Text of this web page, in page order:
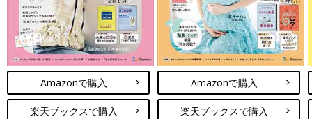
おしゃれで便利なアイテムを数多く展開してい
る3COINS。そんな3COINSから、キッズ用のお
めかしウェアが発売されているとネットで話題
になっているようです。今回はInstagramに投
稿されている、キッズ用おめかしウェアをご紹
介します。
3COINSで買えるお外遊びアイテムをご紹介しました。これから
だんだんと気温も暖かくなってくるので、公園に行ったりなどお
外で遊ぶ機会も増えてきますよね。3COINSのキッズ用おもちゃ
ならコスパもいいのでオススメです。
Amazonで購入
楽天ブックスで購入
Amazonで購入
楽天ブックスで購入